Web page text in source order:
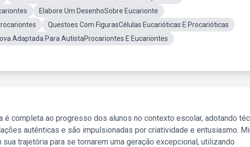
Elabore Um DesenhoSobre Eucarionte
Questoes Com FigurasCélulas Eucarióticas E Procarióticas
Adaptada Para AutistaProcariontes E Eucariontes
é completa ao progresso dos alunos no contexto escolar, adotando
autênticas e são impulsionadas por criatividade e entusiasmo.
trajetória para se tornarem uma geração excepcional, utilizando